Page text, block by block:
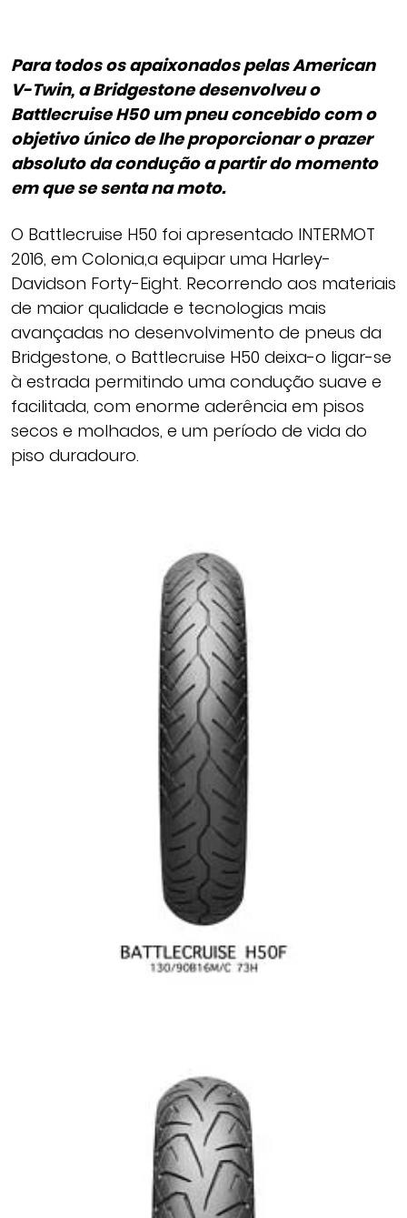
Para todos os apaixonados pelas American
V-Twin, a Bridgestone desenvolveu o
Battlecruise H50 um pneu concebido com o
objetivo único de lhe proporcionar o prazer
absoluto da condução a partir do momento
em que se senta na moto.
O Battlecruise H50 foi apresentado INTERMOT
2016, em Colonia,a equipar uma Harley-
Davidson Forty-Eight. Recorrendo aos materiais
de maior qualidade e tecnologias mais
avançadas no desenvolvimento de pneus da
Bridgestone, o Battlecruise H50 deixa-o ligar-se
à estrada permitindo uma condução suave e
facilitada, com enorme aderência em pisos
secos e molhados, e um período de vida do
piso duradouro.